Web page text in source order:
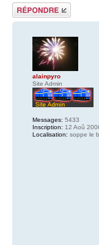
Répondre
alainpyro
Site Admin
Messages: 5433
Inscription: 12 Aoû
Localisation: soppe le